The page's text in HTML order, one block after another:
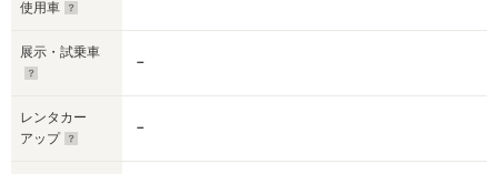
使用車
展示・試乗車
－
レンタカー
アップ
－